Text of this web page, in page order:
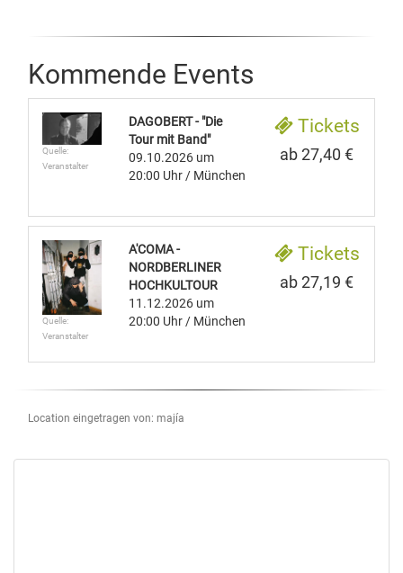
Kommende Events
Quelle:
Veranstalter
DAGOBERT - "Die
Tour mit Band"
09.10.2026 um
20:00 Uhr / München
Tickets
ab 27,40 €
Quelle:
Veranstalter
A'COMA -
NORDBERLINER
HOCHKULTOUR
11.12.2026 um
20:00 Uhr / München
Tickets
ab 27,19 €
Location eingetragen von: majía